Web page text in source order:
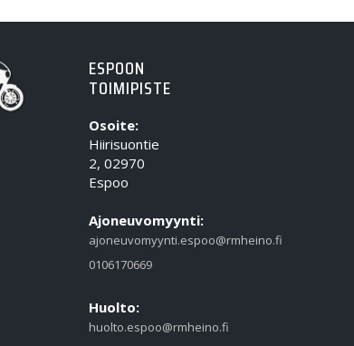
ESPOON
TOIMIPISTE
Osoite:
Hiirisuontie
2, 02970
Espoo
Ajoneuvomyynti:
ajoneuvomyynti.espoo@rmheino.fi
0106170669
Huolto:
huolto.espoo@rmheino.fi